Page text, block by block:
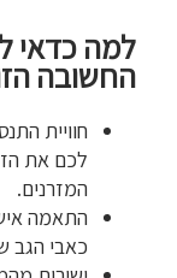
למה כדאי
החשובה
חוויית
לכם את
המזרנים.
התאמה
כאבי הגב